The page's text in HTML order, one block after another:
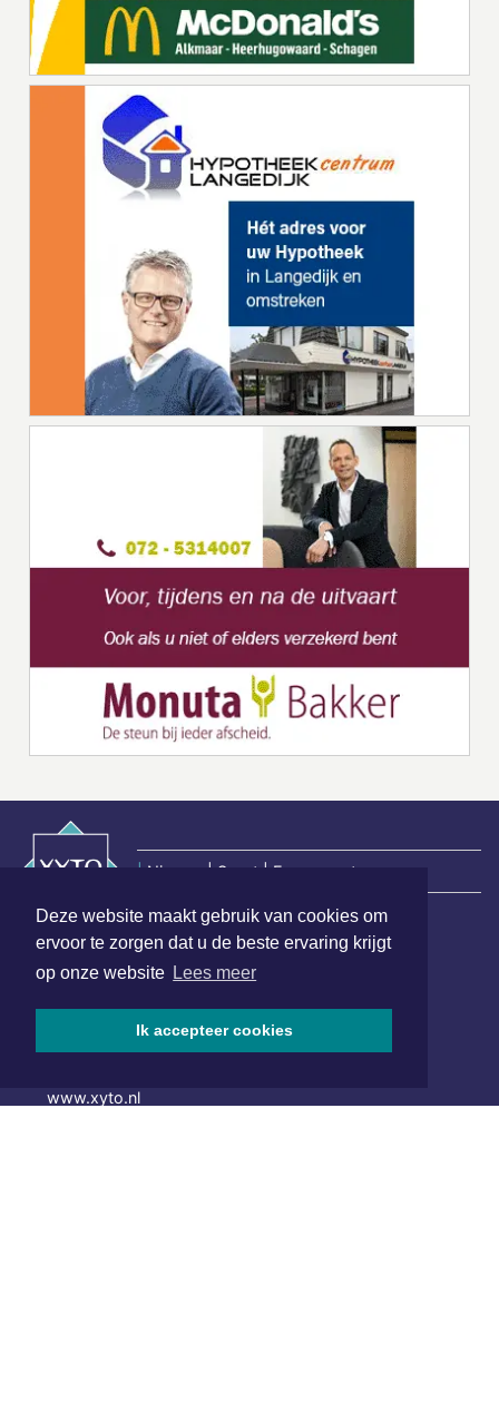
Deze website maakt gebruik van cookies om
ervoor te zorgen dat u de beste ervaring krijgt
op onze website Lees meer
Ik accepteer cookies
| Nieuws | Sport | Evenementen
Hoofdvestiging:
van Benthuizenlaan 1
www.xyto.nl